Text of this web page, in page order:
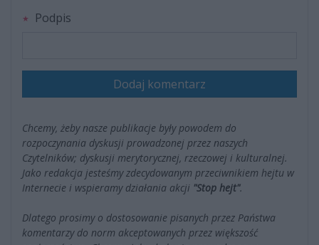
Podpis
Dodaj komentarz
Chcemy, żeby nasze publikacje były powodem do
rozpoczynania dyskusji prowadzonej przez naszych
Czytelników; dyskusji merytorycznej, rzeczowej i kulturalnej.
Jako redakcja jesteśmy zdecydowanym przeciwnikiem hejtu w
Internecie i wspieramy działania akcji "Stop hejt".
Dlatego prosimy o dostosowanie pisanych przez Państwa
komentarzy do norm akceptowanych przez większość